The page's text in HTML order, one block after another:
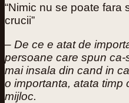
“Nimic nu se poate fara
crucii”
– De ce e atat de
persoane care spun
mai insala din cand in
o importanta, atata timp
mijloc.